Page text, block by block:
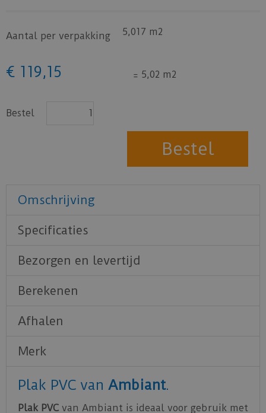
Aantal per verpakking 5,017 m2
€ 119,15 = 5,02 m2
Bestel
Omschrijving
Specificaties
Bezorgen en levertijd
Berekenen
Afhalen
Merk
Plak PVC van Ambiant.
Plak PVC van Ambiant is ideaal voor gebruik met